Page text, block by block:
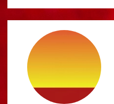
ナ
ゲ
ー